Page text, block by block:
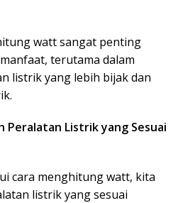
watt sangat penting
terutama dalam
listrik yang lebih bijak dan
Peralatan Listrik yang Sesuai
cara menghitung watt, kita
listrik yang sesuai